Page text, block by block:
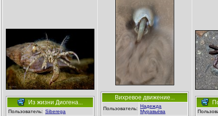
Из жизни Диогена...
Пользователь: Siberega
Вихревое движение...
Пользователь: Надежда
Муравьёва